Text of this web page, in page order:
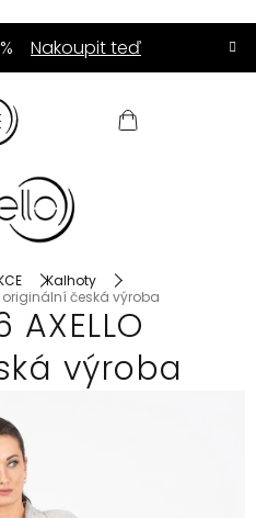
Nakoupit teď
Kalhoty
originální česká výroba
AXELLO
výroba